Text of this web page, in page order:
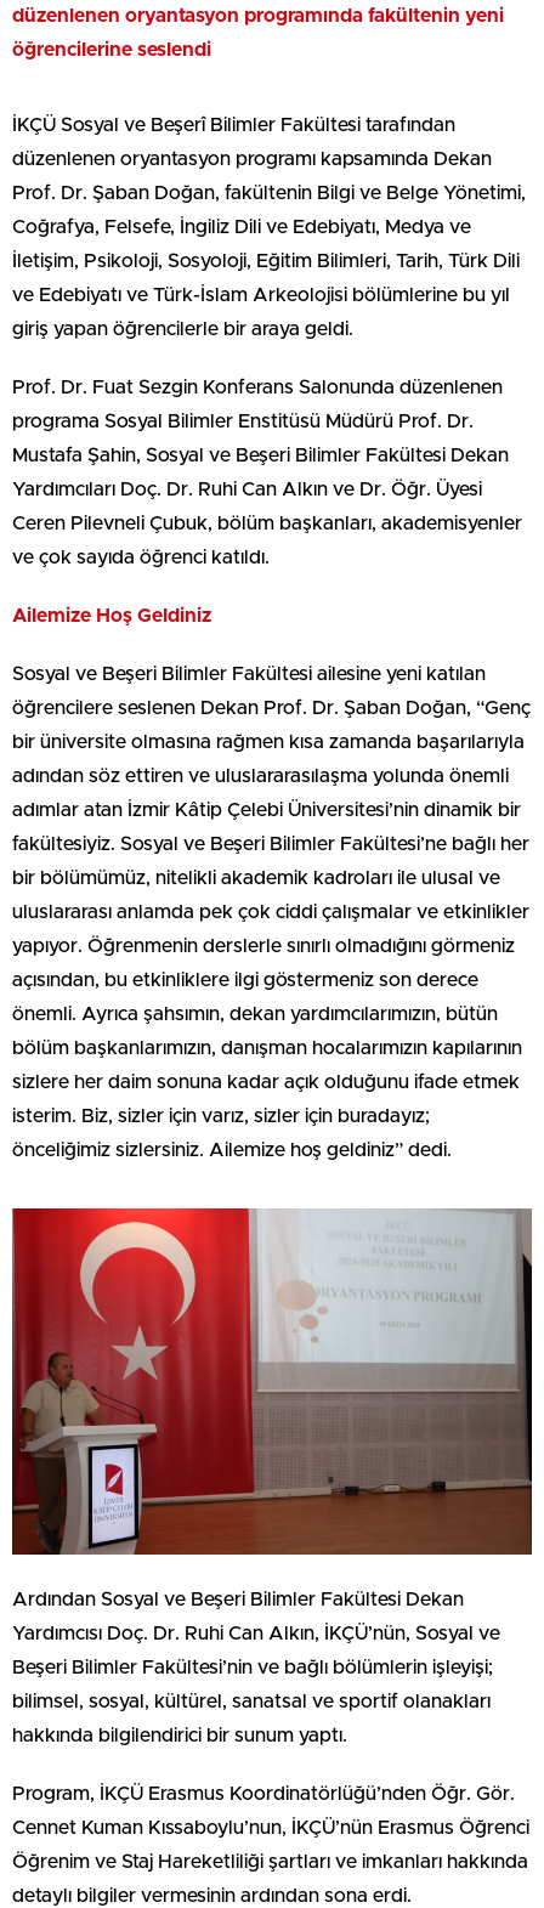
düzenlenen oryantasyon programında fakültenin yeni
öğrencilerine seslendi
İKÇÜ Sosyal ve Beşerî Bilimler Fakültesi tarafından
düzenlenen oryantasyon programı kapsamında Dekan
Prof. Dr. Şaban Doğan, fakültenin Bilgi ve Belge Yönetimi,
Coğrafya, Felsefe, İngiliz Dili ve Edebiyatı, Medya ve
İletişim, Psikoloji, Sosyoloji, Eğitim Bilimleri, Tarih, Türk Dili
ve Edebiyatı ve Türk-İslam Arkeolojisi bölümlerine bu yıl
giriş yapan öğrencilerle bir araya geldi.
Prof. Dr. Fuat Sezgin Konferans Salonunda düzenlenen
programa Sosyal Bilimler Enstitüsü Müdürü Prof. Dr.
Mustafa Şahin, Sosyal ve Beşeri Bilimler Fakültesi Dekan
Yardımcıları Doç. Dr. Ruhi Can Alkın ve Dr. Öğr. Üyesi
Ceren Pilevneli Çubuk, bölüm başkanları, akademisyenler
ve çok sayıda öğrenci katıldı.
Ailemize Hoş Geldiniz
Sosyal ve Beşeri Bilimler Fakültesi ailesine yeni katılan
öğrencilere seslenen Dekan Prof. Dr. Şaban Doğan, “Genç
bir üniversite olmasına rağmen kısa zamanda başarılarıyla
adından söz ettiren ve uluslararasılaşma yolunda önemli
adımlar atan İzmir Kâtip Çelebi Üniversitesi’nin dinamik bir
fakültesiyiz. Sosyal ve Beşeri Bilimler Fakültesi’ne bağlı her
bir bölümümüz, nitelikli akademik kadroları ile ulusal ve
uluslararası anlamda pek çok ciddi çalışmalar ve etkinlikler
yapıyor. Öğrenmenin derslerle sınırlı olmadığını görmeniz
açısından, bu etkinliklere ilgi göstermeniz son derece
önemli. Ayrıca şahsımın, dekan yardımcılarımızın, bütün
bölüm başkanlarımızın, danışman hocalarımızın kapılarının
sizlere her daim sonuna kadar açık olduğunu ifade etmek
isterim. Biz, sizler için varız, sizler için buradayız;
önceliğimiz sizlersiniz. Ailemize hoş geldiniz” dedi.
Ardından Sosyal ve Beşeri Bilimler Fakültesi Dekan
Yardımcısı Doç. Dr. Ruhi Can Alkın, İKÇÜ’nün, Sosyal ve
Beşeri Bilimler Fakültesi’nin ve bağlı bölümlerin işleyişi;
bilimsel, sosyal, kültürel, sanatsal ve sportif olanakları
hakkında bilgilendirici bir sunum yaptı.
Program, İKÇÜ Erasmus Koordinatörlüğü’nden Öğr. Gör.
Cennet Kuman Kıssaboylu’nun, İKÇÜ’nün Erasmus Öğrenci
Öğrenim ve Staj Hareketliliği şartları ve imkanları hakkında
detaylı bilgiler vermesinin ardından sona erdi.